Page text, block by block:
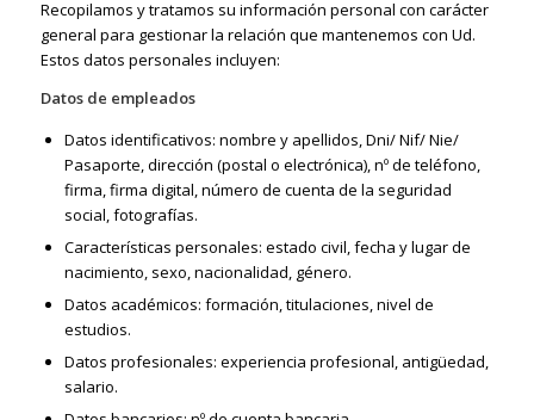
Recopilamos y tratamos su información personal con carácter
general para gestionar la relación que mantenemos con Ud.
Estos datos personales incluyen:
Datos de empleados
Datos identificativos: nombre y apellidos, Dni/ Nif/ Nie/
Pasaporte, dirección (postal o electrónica), nº de teléfono,
firma, firma digital, número de cuenta de la seguridad
social, fotografías.
Características personales: estado civil, fecha y lugar de
nacimiento, sexo, nacionalidad, género.
Datos académicos: formación, titulaciones, nivel de
estudios.
Datos profesionales: experiencia profesional, antigüedad,
salario.